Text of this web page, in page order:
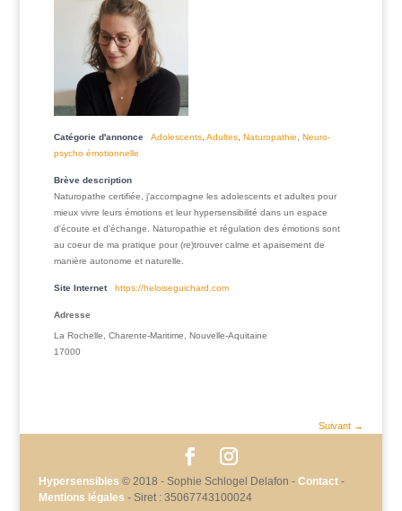
Catégorie d'annonce Adolescents, Adultes, Naturopathie
Neuro-
psycho émotionnelle
Brève description
Naturopathe certifiée, j'accompagne les adolescents et adultes pour
mieux vivre leurs émotions et leur hypersensibilité dans un espace
d'écoute et d'échange. Naturopathie et régulation des émotions sont
au coeur de ma pratique pour (re)trouver calme et apaisement de
manière autonome et naturelle.
Site Internet https://heloiseguichard.com
Adresse
La Rochelle, Charente-Maritime, Nouvelle-Aquitaine
17000
Suivant →
Hypersensibles © 2018 - Sophie Schlogel Delafon - Contact-
Mentions légales - Siret : 35067743100024